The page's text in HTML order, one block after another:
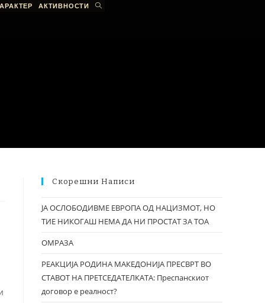
АКТИВНОСТИ
Скорешни Написи
ЈА ОСЛОБОДИВМЕ ЕВРОПА ОД НАЦИЗМОТ, НО
ТИЕ НИКОГАШ НЕМА ДА НИ ПРОСТАТ ЗА ТОА
ОМРАЗА
РЕАКЦИЈА РОДИНА МАКЕДОНИЈА ПРЕСВРТ ВО
СТАВОТ НА ПРЕТСЕДАТЕЛКАТА: Преспанскиот
договор е реалност?